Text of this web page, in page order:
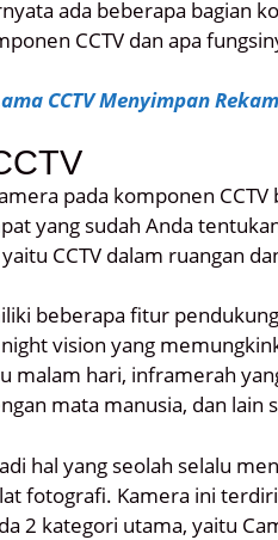
ada beberapa bagian
CCTV dan apa
CCTV Menyimpan
pada komponen
yang sudah Anda
CCTV dalam ruangan
beberapa fitur
vision yang
malam hari, inframerah
mata manusia, dan lain
hal yang seolah selalu
fotografi. Kamera ini
2 kategori utama, yaitu